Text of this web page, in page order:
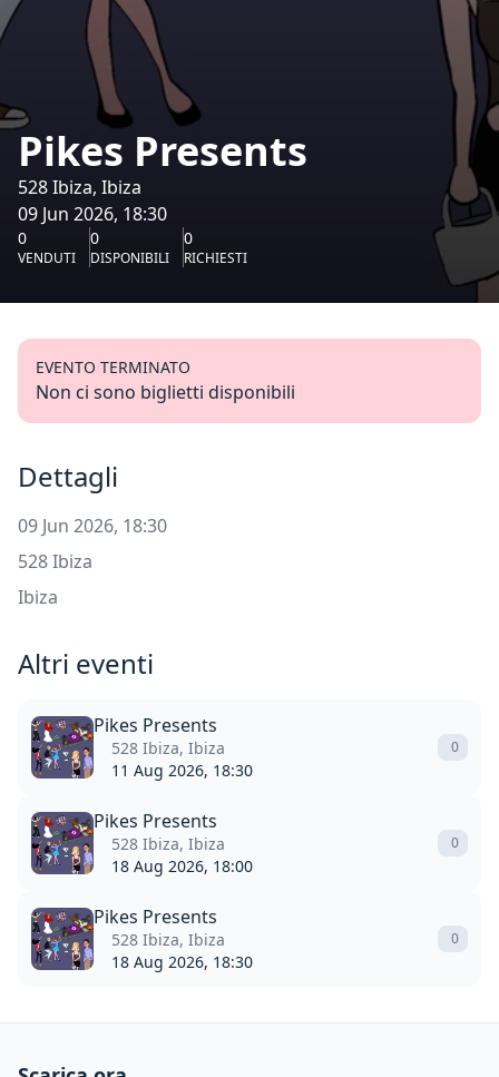
Pikes Presents
528 Ibiza, Ibiza
09 Jun 2026, 18:30
0
VENDUTI
0
DISPONIBILI
0
RICHIESTI
EVENTO TERMINATO
Non ci sono biglietti disponibili
Dettagli
09 Jun 2026, 18:30
528 Ibiza
Ibiza
Altri eventi
Pikes Presents
528 Ibiza, Ibiza
11 Aug 2026, 18:30
0
Pikes Presents
528 Ibiza, Ibiza
18 Aug 2026, 18:00
0
Pikes Presents
528 Ibiza, Ibiza
18 Aug 2026, 18:30
0